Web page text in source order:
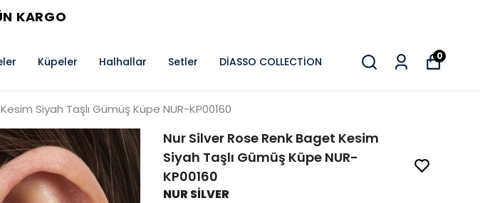
KARGO
Küpeler Halhallar Setler DİASSO COLLECTİON 0
Siyah Taşlı Gümüş Küpe NUR-KP00160
Nur Silver Rose Renk Baget Kesim
Siyah Taşlı Gümüş Küpe NUR-
KP00160
NUR SİLVER